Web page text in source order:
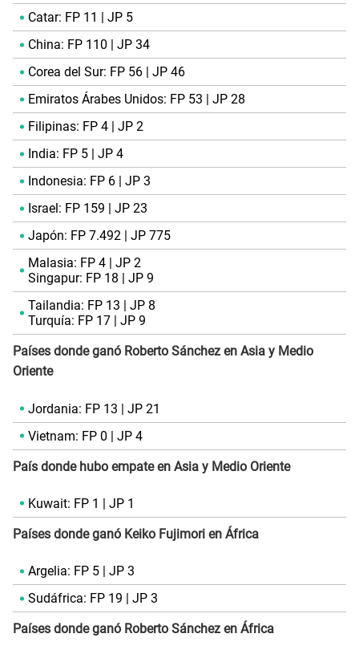
Catar: FP 11 | JP 5
China: FP 110 | JP 34
Corea del Sur: FP 56 | JP 46
Emiratos Árabes Unidos: FP 53 | JP 28
Filipinas: FP 4 | JP 2
India: FP 5 | JP 4
Indonesia: FP 6 | JP 3
Israel: FP 159 | JP 23
Japón: FP 7.492 | JP 775
Malasia: FP 4 | JP 2
Singapur: FP 18 | JP 9
Tailandia: FP 13 | JP 8
Turquía: FP 17 | JP 9
Países donde ganó Roberto Sánchez en Asia y Medio
Oriente
Jordania: FP 13 | JP 21
Vietnam: FP 0 | JP 4
País donde hubo empate en Asia y Medio Oriente
Kuwait: FP 1 | JP 1
Países donde ganó Keiko Fujimori en África
Argelia: FP 5 | JP 3
Sudáfrica: FP 19 | JP 3
Países donde ganó Roberto Sánchez en África